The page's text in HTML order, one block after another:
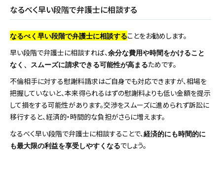
なるべく早い段階で弁護士に相談する
なるべく早い段階で弁護士に相談することをお勧めします。
早い段階で弁護士に相談すれば、余分な費用や時間をかけること
なく、スムーズに請求できる可能性が高まるためです。
不倫相手に対する慰謝料請求はご自身でも対応できますが、相場を
把握していないと、本来得られるはずの慰謝料よりも低い金額を提示
して損をする可能性があります。交渉をスムーズに進められず訴訟に
移行すると、経済的・時間的な負担がさらに増えます。
なるべく早い段階で弁護士に相談することで、経済的にも時間的に
も最大限の利益を享受しやすくなるでしょう。